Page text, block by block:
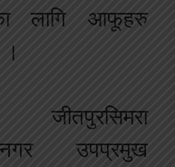
लागि आफूहरु
नगर उपप्रमुख